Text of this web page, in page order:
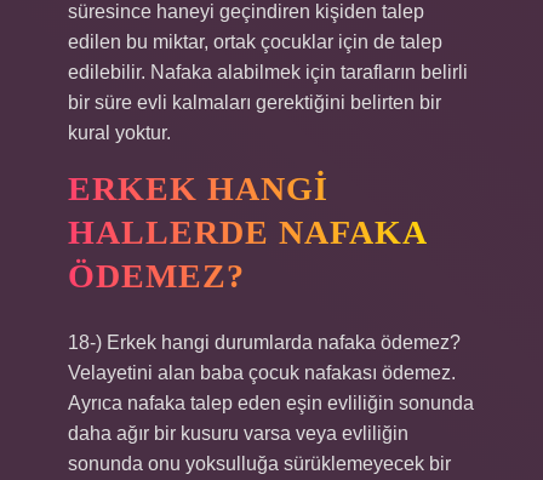
süresince haneyi geçindiren kişiden talep
edilen bu miktar, ortak çocuklar için de talep
edilebilir. Nafaka alabilmek için tarafların belirli
bir süre evli kalmaları gerektiğini belirten bir
kural yoktur.
ERKEK HANGI
HALLERDE NAFAKA
ÖDEMEZ?
18-) Erkek hangi durumlarda nafaka ödemez?
Velayetini alan baba çocuk nafakası ödemez.
Ayrıca nafaka talep eden eşin evliliğin sonunda
daha ağır bir kusuru varsa veya evliliğin
sonunda onu yoksulluğa sürüklemeyecek bir